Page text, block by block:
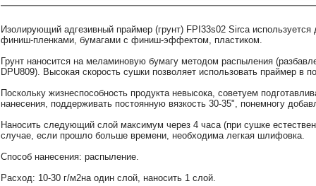
Изолирующий адгезивный праймер (грунт) FPI33s02 Sirca используется
финиш-пленками, бумагами с финиш-эффектом, пластиком.
Грунт наносится на меламиновую бумагу методом распыления
DPU809). Высокая скорость сушки позволяет использовать праймер в
Поскольку жизнеспособность продукта невысока, советуем
нанесения, поддерживать постоянную вязкость 30-35", понемногу
Наносить следующий слой максимум через 4 часа (при сушке
случае, если прошло больше времени, необходима легкая шлифовка.
Способ нанесения: распыление.
Расход: 10-30 г/м2на один слой, наносить 1 слой.